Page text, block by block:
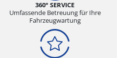
360° SERVICE
Umfassende Betreuung für Ihre
Fahrzeugwartung